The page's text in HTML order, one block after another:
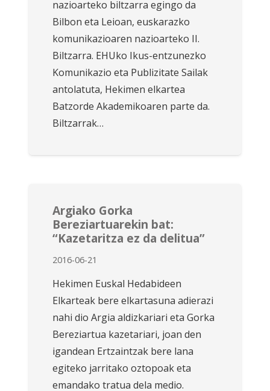
nazioarteko biltzarra egingo da
Bilbon eta Leioan, euskarazko
komunikazioaren nazioarteko II.
Biltzarra. EHUko Ikus-entzunezko
Komunikazio eta Publizitate Sailak
antolatuta, Hekimen elkartea
Batzorde Akademikoaren parte da.
Biltzarrak…
Argiako Gorka
Bereziartuarekin bat:
“Kazetaritza ez da delitua”
2016-06-21
Hekimen Euskal Hedabideen
Elkarteak bere elkartasuna adierazi
nahi dio Argia aldizkariari eta Gorka
Bereziartua kazetariari, joan den
igandean Ertzaintzak bere lana
egiteko jarritako oztopoak eta
emandako tratua dela medio.